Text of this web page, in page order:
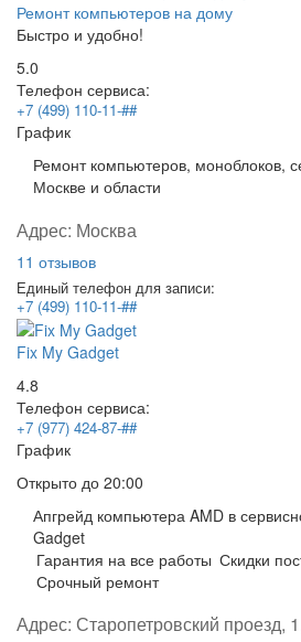
Ремонт компьютеров на дому
Быстро и удобно!
5.0
Телефон сервиса:
+7 (499) 110-11-##
График
Ремонт компьютеров, моноблоков,
Москве и области
Адрес: Москва
11 отзывов
Единый телефон для записи:
+7 (499) 110-11-##
Fix My Gadget
4.8
Телефон сервиса:
+7 (977) 424-87-##
График
Открыто до 20:00
Апгрейд компьютера AMD в
Gadget
Гарантия на все работы Скидки
Срочный ремонт
Адрес: Старопетровский проезд,